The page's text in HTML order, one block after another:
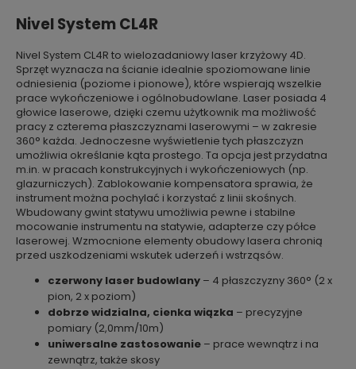
Nivel System CL4R
Nivel System CL4R to wielozadaniowy laser krzyżowy 4D.
Sprzęt wyznacza na ścianie idealnie spoziomowane linie
odniesienia (poziome i pionowe), które wspierają wszelkie
prace wykończeniowe i ogólnobudowlane. Laser posiada 4
głowice laserowe, dzięki czemu użytkownik ma możliwość
pracy z czterema płaszczyznami laserowymi – w zakresie
360° każda. Jednoczesne wyświetlenie tych płaszczyzn
umożliwia określanie kąta prostego. Ta opcja jest przydatna
m.in. w pracach konstrukcyjnych i wykończeniowych (np.
glazurniczych). Zablokowanie kompensatora sprawia, że
instrument można pochylać i korzystać z linii skośnych.
Wbudowany gwint statywu umożliwia pewne i stabilne
mocowanie instrumentu na statywie, adapterze czy półce
laserowej. Wzmocnione elementy obudowy lasera chronią
przed uszkodzeniami wskutek uderzeń i wstrząsów.
czerwony laser budowlany – 4 płaszczyzny 360° (2 x
pion, 2 x poziom)
dobrze widzialna, cienka wiązka – precyzyjne
pomiary (2,0mm/10m)
uniwersalne zastosowanie – prace wewnątrz i na
zewnątrz, także skosy